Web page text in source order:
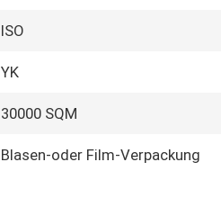
ISO
YK
30000 SQM
Blasen-oder Film-Verpackung